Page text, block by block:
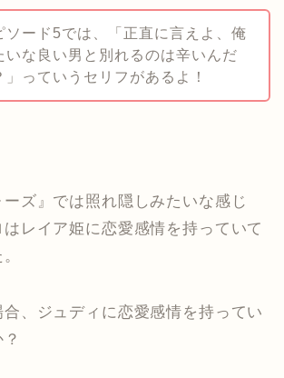
ソード5では、「正直に言えよ、俺
いな良い男と別れるのは辛いんだ
」っていうセリフがあるよ！
ーズ』では照れ隠しみたいな感じ
レイア姫に恋愛感情を持っていて
、ジュディに恋愛感情を持ってい